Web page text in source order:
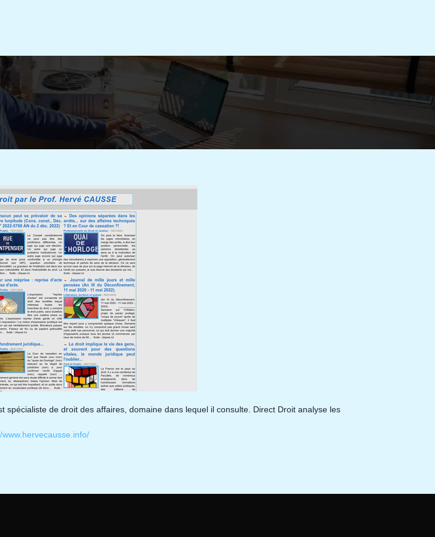
de droit des affaires, domaine dans lequel il consulte. Direct Droit analyse les
www.hervecausse.info/